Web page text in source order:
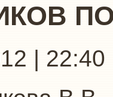
| 22:40